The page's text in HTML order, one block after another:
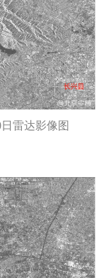
雷达影像图